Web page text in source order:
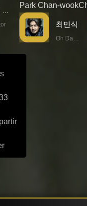
Park Chan-wook
최민식